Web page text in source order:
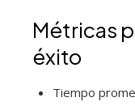
Métricas
éxito
Tiempo